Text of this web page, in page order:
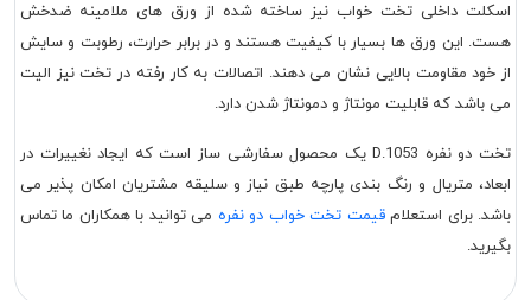
اسکلت داخلی تخت خواب نیز ساخته شده از ورق های ملامینه ضدخش
هست. این ورق ها بسیار با کیفیت هستند و در برابر حرارت، رطوبت و سایش
از خود مقاومت بالایی نشان می دهند. اتصالات به کار رفته در تخت نیز الیت
می باشد که قابلیت مونتاژ و دمونتاژ شدن دارد.
تخت دو نفره D.1053 یک محصول سفارشی ساز است که ایجاد نغییرات در
ابعاد، متریال و رنگ بندی پارچه طبق نیاز و سلیقه مشتریان امکان پذیر می
باشد. برای استعلامقیمت تخت خواب دو نفره می توانید با همکاران ما تماس
بگیرید.